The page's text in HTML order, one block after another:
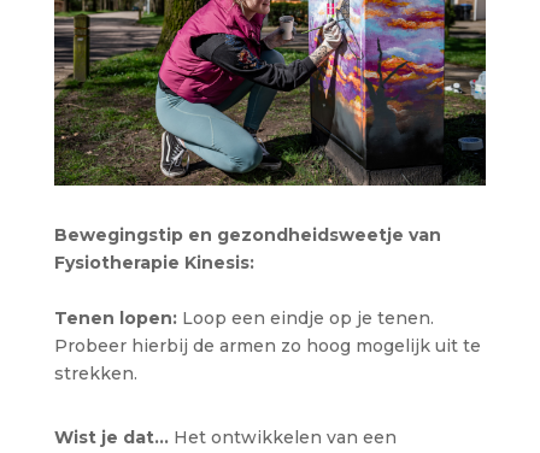
Bewegingstip en gezondheidsweetje van
Fysiotherapie Kinesis:
Tenen lopen:Loop een eindje op je tenen.
Probeer hierbij de armen zo hoog mogelijk uit te
strekken.
Wist je dat…Het ontwikkelen van een